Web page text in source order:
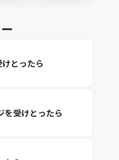
とったら
を受けとったら